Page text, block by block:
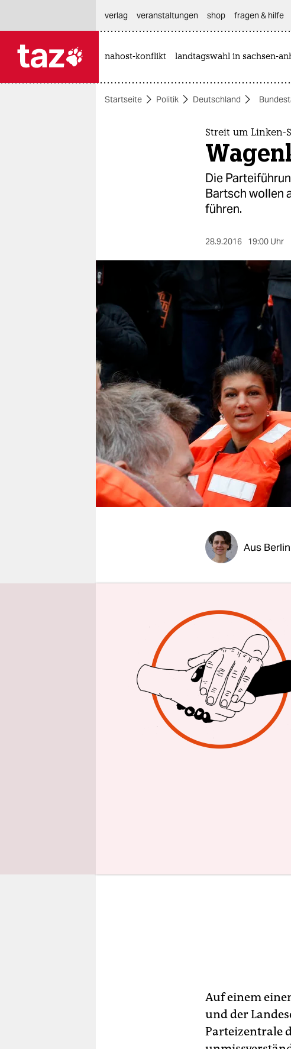
themen
wahrheit
verlag
verlag
veranstaltungen
shop
fragen & hilfe
unterstützen
abo
genossenschaft
verlag
veranstaltungen shop fragen & hilfe
nahost-konflikt landtagswahl in sachsen-
Startseite Politik Deutschland
Streit um
Die
Bartsch wollen
führen.
28.9.2016 19:00 Uhr
Aus Berlin
Bis zur
Linkspartei ist
entbrannt. Die
und Dietmar
führen – und
„Es ist
Wahlkampf
dass in dieser
Auf einem
und der
Parteizentrale